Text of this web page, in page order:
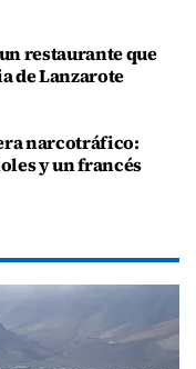
restaurante que
de Lanzarote
narcotráfico:
y un francés